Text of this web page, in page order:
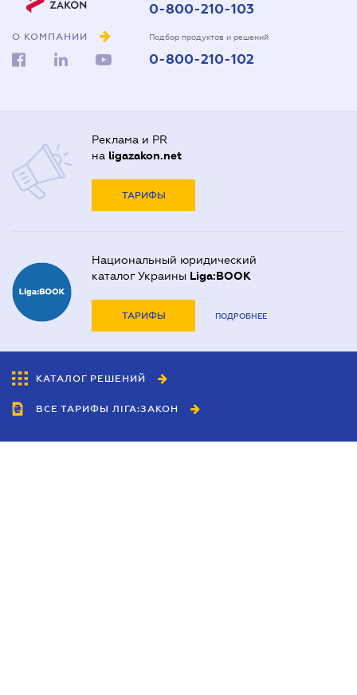
О КОМПАНИИ
0-800-210-103
Подбор продуктов и решений
0-800-210-102
Реклама и PR
на ligazakon.net
ТАРИФЫ
Национальный юридический
каталог Украины Liga:BOOK
ТАРИФЫ ПОДРОБНЕЕ
КАТАЛОГ РЕШЕНИЙ
ВСЕ ТАРИФЫ ЛІГА:ЗАКОН